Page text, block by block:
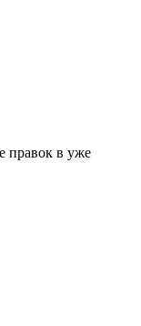
правок в уже